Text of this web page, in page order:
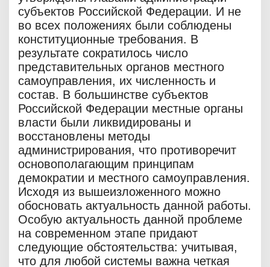
субъектов Российской Федерации. И не
во всех положениях были соблюдены
конституционные требования. В
результате сократилось число
представительных органов местного
самоуправления, их численность и
состав. В большинстве субъектов
Российской Федерации местные органы
власти были ликвидированы и
восстановлены методы
администрирования, что противоречит
основополагающим принципам
демократии и местного самоуправления.
Исходя из вышеизложенного можно
обосновать актуальность данной работы.
Особую актуальность данной проблеме
на современном этапе придают
следующие обстоятельства: учитывая,
что для любой системы важна четкая